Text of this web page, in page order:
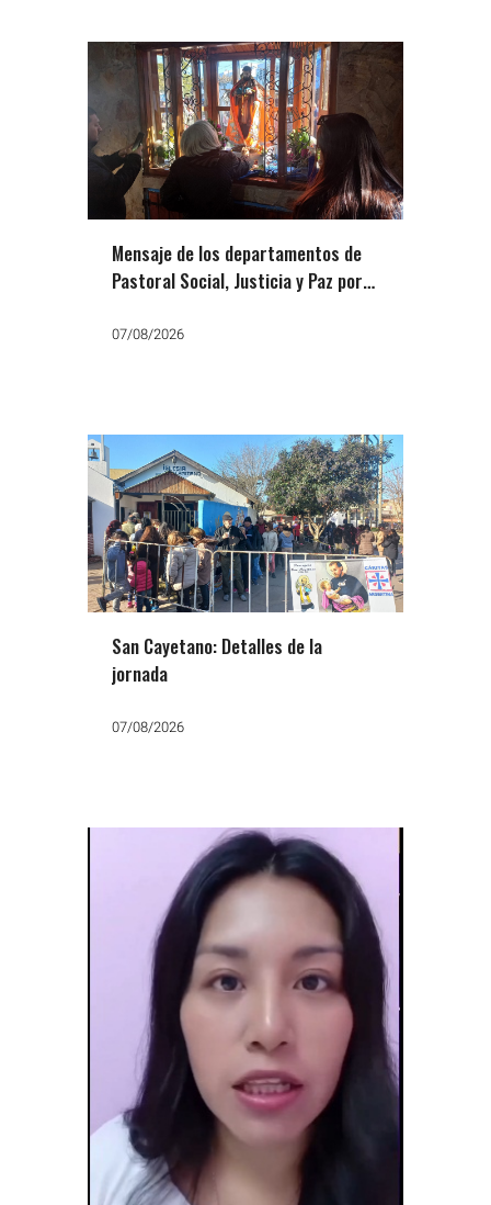
Mensaje de los departamentos de
Pastoral Social, Justicia y Paz por
trabajo, el pan y la paz»
07/08/2026
San Cayetano: Detalles de la
jornada
07/08/2026